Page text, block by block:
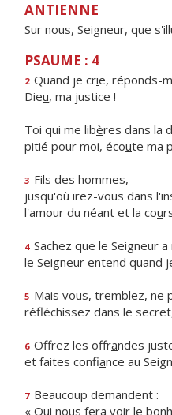
ANTIENNE
Sur nous, Seigneur, que
PSAUME : 4
2 Quand je crie, réponds-
Dieu, ma justice !
Toi qui me libères dans la
pitié pour moi, écoute ma
3 Fils des hommes,
jusqu'où irez-vous dans
l'amour du néant et la cou
4 Sachez que le Seigneur a
le Seigneur entend quand
5 Mais vous, tremblez, ne
réfléchissez dans le
6 Offrez les offrandes
et faites confiance au
7 Beaucoup demandent :
« Qui nous fera voir le